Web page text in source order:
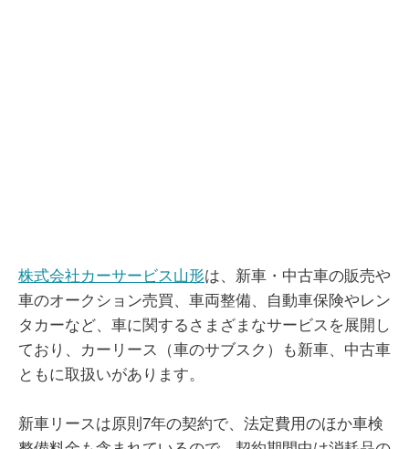
株式会社カーサービス山形は、新車・中古車の販売や
車のオークション売買、車両整備、自動車保険やレン
タカーなど、車に関するさまざまなサービスを展開し
ており、カーリース（車のサブスク）も新車、中古車
ともに取扱いがあります。
新車リースは原則7年の契約で、法定費用のほか車検